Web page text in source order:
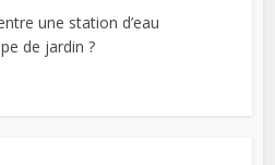
une station d’eau
de jardin ?